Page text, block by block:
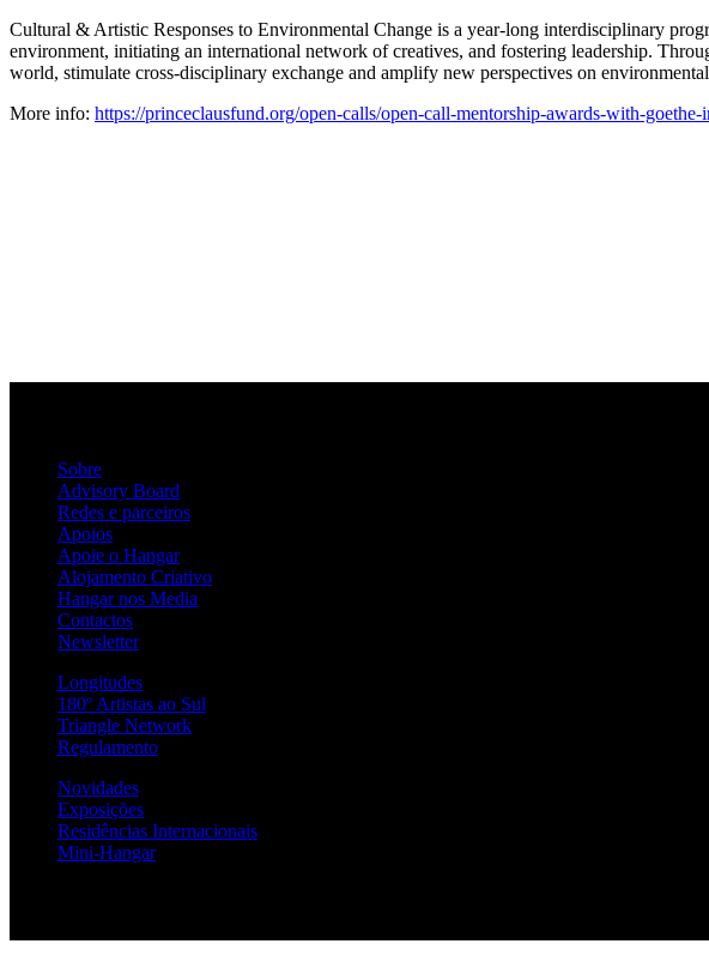
Cultural & Artistic Responses to Environmental Change is a year-long interdisciplinary
environment, initiating an international network of creatives, and fostering leadership.
world, stimulate cross-disciplinary exchange and amplify new perspectives on
More info: https://princeclausfund.org/open-calls/open-call-mentorship-awards-with-goethe-
Sobre
Advisory Board
Redes e parceiros
Apoios
Apoie o Hangar
Alojamento Criativo
Hangar nos Media
Contactos
Newsletter
Longitudes
180º Artistas ao Sul
Triangle Network
Regulamento
Novidades
Exposições
Residências Internacionais
Mini-Hangar